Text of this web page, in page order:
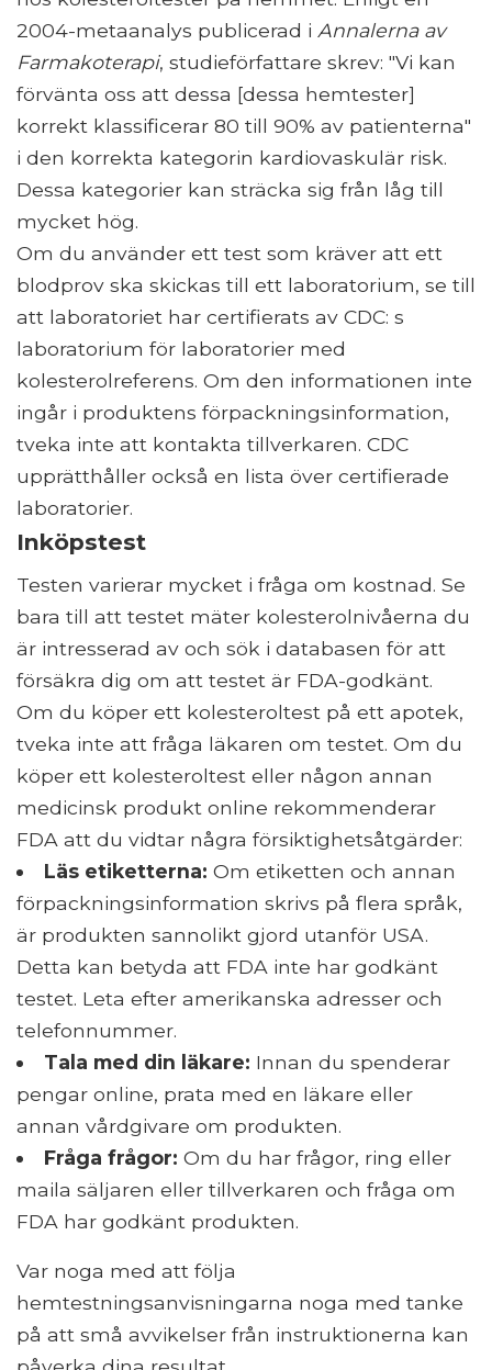
2004-metaanalys publicerad i Annalerna av
Farmakoterapi, studieförfattare skrev: "Vi kan
förvänta oss att dessa [dessa hemtester]
korrekt klassificerar 80 till 90% av patienterna"
i den korrekta kategorin kardiovaskulär risk.
Dessa kategorier kan sträcka sig från låg till
mycket hög.
Om du använder ett test som kräver att ett
blodprov ska skickas till ett laboratorium, se till
att laboratoriet har certifierats av CDC: s
laboratorium för laboratorier med
kolesterolreferens. Om den informationen inte
ingår i produktens förpackningsinformation,
tveka inte att kontakta tillverkaren. CDC
upprätthåller också en lista över certifierade
laboratorier.
Inköpstest
Testen varierar mycket i fråga om kostnad. Se
bara till att testet mäter kolesterolnivåerna du
är intresserad av och sök i databasen för att
försäkra dig om att testet är FDA-godkänt.
Om du köper ett kolesteroltest på ett apotek,
tveka inte att fråga läkaren om testet. Om du
köper ett kolesteroltest eller någon annan
medicinsk produkt online rekommenderar
FDA att du vidtar några försiktighetsåtgärder:
Läs etiketterna: Om etiketten och annan
förpackningsinformation skrivs på flera språk,
är produkten sannolikt gjord utanför USA.
Detta kan betyda att FDA inte har godkänt
testet. Leta efter amerikanska adresser och
telefonnummer.
Tala med din läkare: Innan du spenderar
pengar online, prata med en läkare eller
annan vårdgivare om produkten.
Fråga frågor: Om du har frågor, ring eller
maila säljaren eller tillverkaren och fråga om
FDA har godkänt produkten.
Var noga med att följa
hemtestningsanvisningarna noga med tanke
på att små avvikelser från instruktionerna kan